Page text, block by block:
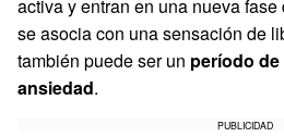
activa y entran en una nueva
se asocia con una sensación de
también puede ser un período
ansiedad.
PUBLICIDAD